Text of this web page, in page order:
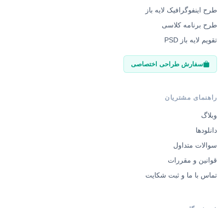
طرح اینفوگرافیک لایه باز
طرح برنامه کلاسی
تقویم لایه باز PSD
سفارش طراحی اختصاصی
راهنمای مشتریان
وبلاگ
دانلودها
سوالات متداول
قوانین و مقررات
تماس با ما و ثبت شکایت